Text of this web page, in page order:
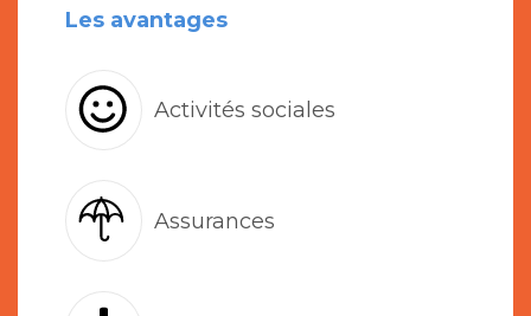
Les avantages
Activités sociales
Assurances